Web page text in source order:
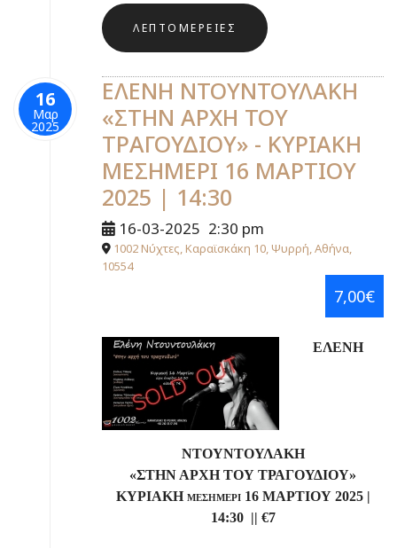
ΛΕΠΤΟΜΈΡΕΙΕΣ
16
Μαρ
2025
ΕΛΕΝΗ ΝΤΟΥΝΤΟΥΛΑΚΗ
«ΣΤΗΝ ΑΡΧΗ ΤΟΥ
ΤΡΑΓΟΥΔΙΟΥ» - ΚΥΡΙΑΚΗ
ΜΕΣΗΜΕΡΙ 16 ΜΑΡΤΙΟΥ
2025 | 14:30
16-03-2025 2:30 pm
1002 Νύχτες, Καραϊσκάκη 10, Ψυρρή, Αθήνα,
10554
7,00€
ΕΛΕΝΗ
ΝΤΟΥΝΤΟΥΛΑΚΗ
«ΣΤΗΝ ΑΡΧΗ ΤΟΥ ΤΡΑΓΟΥΔΙΟΥ»
ΚΥΡΙΑΚΗ ΜΕΣΗΜΕΡΙ 16 ΜΑΡΤΙΟΥ 2025 |
14:30 || €7